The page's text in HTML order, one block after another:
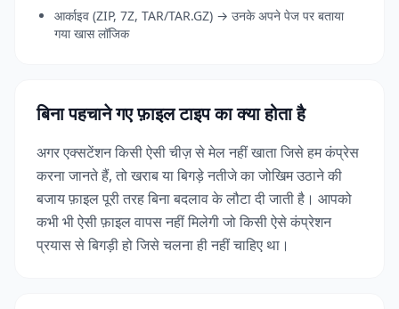
आर्काइव (ZIP, 7Z, TAR/TAR.GZ) → उनके अपने पेज पर बताया
गया खास लॉजिक
बिना पहचाने गए फ़ाइल टाइप का क्या होता है
अगर एक्सटेंशन किसी ऐसी चीज़ से मेल नहीं खाता जिसे हम कंप्रेस
करना जानते हैं, तो खराब या बिगड़े नतीजे का जोखिम उठाने की
बजाय फ़ाइल पूरी तरह बिना बदलाव के लौटा दी जाती है। आपको
कभी भी ऐसी फ़ाइल वापस नहीं मिलेगी जो किसी ऐसे कंप्रेशन
प्रयास से बिगड़ी हो जिसे चलना ही नहीं चाहिए था।